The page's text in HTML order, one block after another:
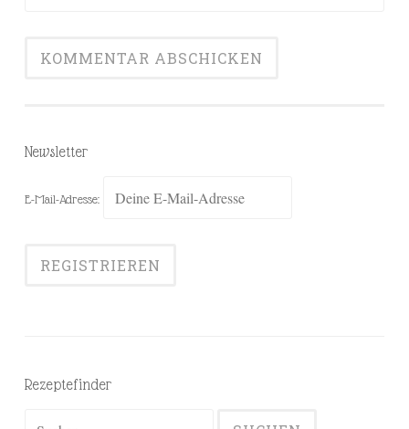
Newsletter
E-Mail-Adresse:
Rezeptefinder